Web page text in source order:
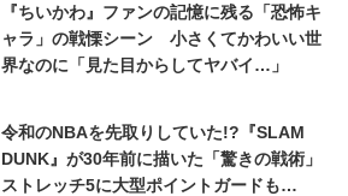
『ちいかわ』ファンの記憶に残る「恐怖キ
ャラ」の戦慄シーン 小さくてかわいい世
界なのに「見た目からしてヤバイ…」
令和のNBAを先取りしていた!?『SLAM
DUNK』が30年前に描いた「驚きの戦術」
ストレッチ5に大型ポイントガードも…